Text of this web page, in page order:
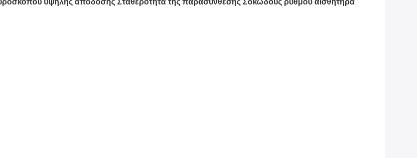
υψηλής απόδοσης Σταθερότητα της παρασύνθεσης Σοκώδους ρυθμού αισθητήρα